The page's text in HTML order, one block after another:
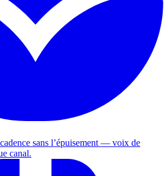
sans l’épuisement — voix de
canal.